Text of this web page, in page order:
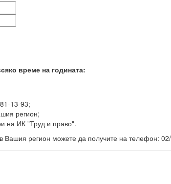
време на годината:
13-93;
регион;
на ИК "Труд и право".
Вашия регион можете да получите на телефон: